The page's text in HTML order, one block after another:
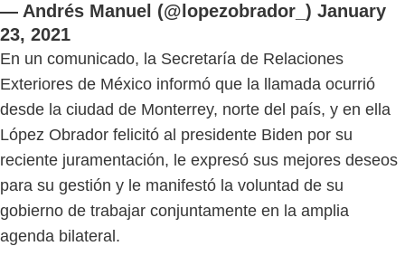
— Andrés Manuel (@lopezobrador_) January
23, 2021
En un comunicado, la Secretaría de Relaciones
Exteriores de México informó que la llamada ocurrió
desde la ciudad de Monterrey, norte del país, y en ella
López Obrador felicitó al presidente Biden por su
reciente juramentación, le expresó sus mejores deseos
para su gestión y le manifestó la voluntad de su
gobierno de trabajar conjuntamente en la amplia
agenda bilateral.